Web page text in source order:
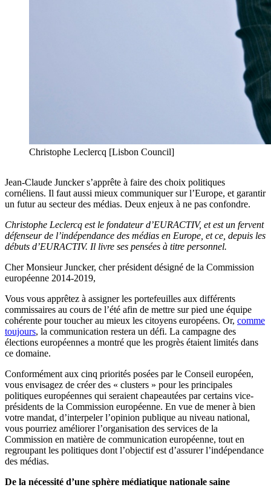
Christophe Leclercq [Lisbon Council]
Jean-Claude Juncker s’apprête à faire des choix politiques
cornéliens. Il faut aussi mieux communiquer sur l’Europe, et garantir
un futur au secteur des médias. Deux enjeux à ne pas confondre.
Christophe Leclercq est le fondateur d’EURACTIV, et est un fervent
défenseur de l’indépendance des médias en Europe, et ce, depuis les
débuts d’EURACTIV. Il livre ses pensées à titre personnel.
Cher Monsieur Juncker, cher président désigné de la Commission
européenne 2014-2019,
Vous vous apprêtez à assigner les portefeuilles aux différents
commissaires au cours de l’été afin de mettre sur pied une équipe
cohérente pour toucher au mieux les citoyens européens. Or, comme
toujours, la communication restera un défi. La campagne des
élections européennes a montré que les progrès étaient limités dans
ce domaine.
Conformément aux cinq priorités posées par le Conseil européen,
vous envisagez de créer des « clusters » pour les principales
politiques européennes qui seraient chapeautées par certains vice-
présidents de la Commission européenne. En vue de mener à bien
votre mandat, d’interpeler l’opinion publique au niveau national,
vous pourriez améliorer l’organisation des services de la
Commission en matière de communication européenne, tout en
regroupant les politiques dont l’objectif est d’assurer l’indépendance
des médias.
De la nécessité d’une sphère médiatique nationale saine